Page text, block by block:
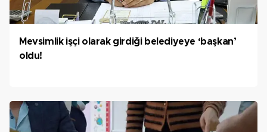
Mevsimlik işçi olarak girdiği belediyeye ‘başkan’
oldu!